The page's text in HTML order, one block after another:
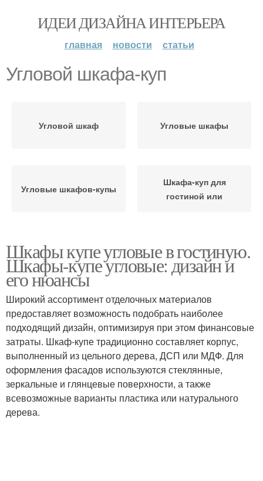
ИДЕИ ДИЗАЙНА ИНТЕРЬЕРА
главная новости статьи
Угловой шкафа-куп
Угловой шкаф Угловые шкафы
Угловые шкафов-купы
Шкафа-куп для
гостиной или
Шкафы купе угловые в гостиную.
Шкафы-купе угловые: дизайн и
его нюансы
Широкий ассортимент отделочных материалов
предоставляет возможность подобрать наиболее
подходящий дизайн, оптимизируя при этом финансовые
затраты. Шкаф-купе традиционно составляет корпус,
выполненный из цельного дерева, ДСП или МДФ. Для
оформления фасадов используются стеклянные,
зеркальные и глянцевые поверхности, а также
всевозможные варианты пластика или натурального
дерева.